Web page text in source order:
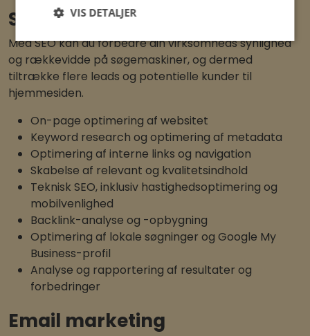
SEO
Med SEO kan du forbedre din virksomheds synlighed
og rækkevidde på søgemaskiner, og dermed
tiltrække flere leads og potentielle kunder til
hjemmesiden.
On-page optimering af websitet
Keyword research og optimering af metadata
Optimering af interne links og navigation
Skabelse af relevant og kvalitetsindhold
Teknisk SEO, inklusiv hastighedsoptimering og
mobilvenlighed
Backlink-analyse og -opbygning
Optimering af lokale søgninger og Google My
Business-profil
Analyse og rapportering af resultater og
forbedringer
Email marketing
VIS DETALJER